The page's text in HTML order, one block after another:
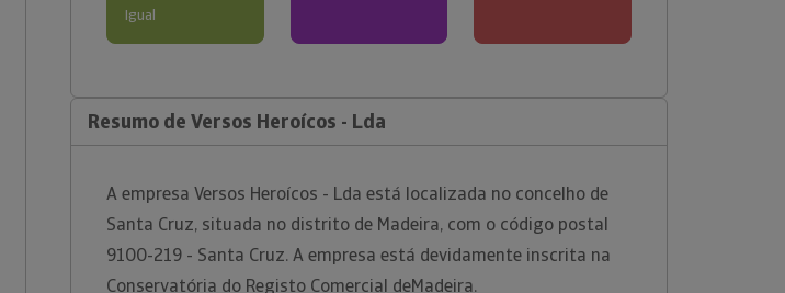
Igual
Resumo de Versos Heroícos - Lda
A empresa Versos Heroícos - Lda está localizada no concelho de
Santa Cruz, situada no distrito de Madeira, com o código postal
9100-219 - Santa Cruz. A empresa está devidamente inscrita na
Conservatória do Registo Comercial deMadeira.